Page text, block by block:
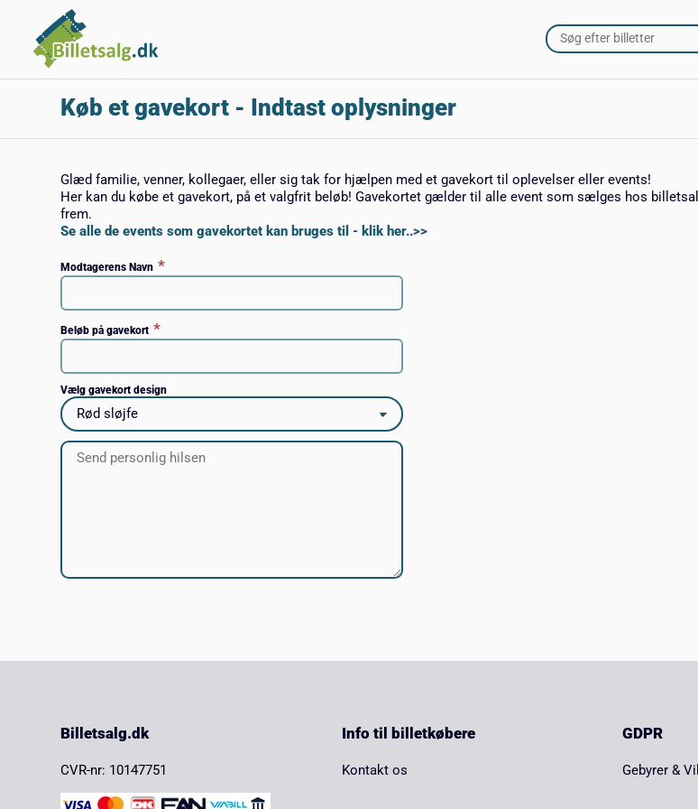
Køb et gavekort - Indtast oplysninger
Glæd familie, venner, kollegaer, eller sig tak for hjælpen med et gavekort til oplevelser eller events!
Her kan du købe et gavekort, på et valgfrit beløb! Gavekortet gælder til alle event som sælges hos
frem.
Se alle de events som gavekortet kan bruges til - klik her..>>
Modtagerens Navn *
Beløb på gavekort *
Vælg gavekort design
Billetsalg.dk
CVR-nr: 10147751
Info til billetkøbere
Kontakt os
GDPR
Gebyrer &